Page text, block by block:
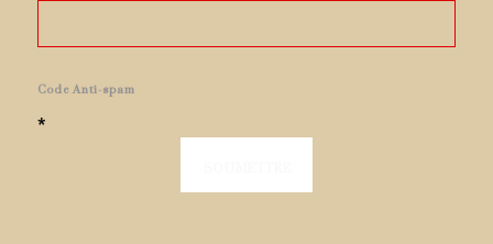
Code Anti-spam
*